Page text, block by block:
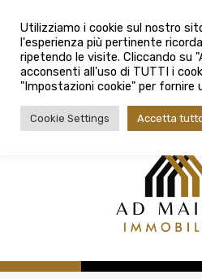
080
Città
Tipologia contratto
Tipologia contratto
Utilizziamo i cookie sul nostro
l'esperienza più pertinente
ripetendo le visite. Cliccando su
acconsenti all'uso di TUTTI i
"Impostazioni cookie" per fornire
Cookie Settings Accetta